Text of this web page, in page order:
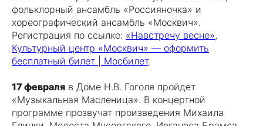
фольклорный ансамбль «Россияночка» и
хореографический ансамбль «Москвич».
Регистрация по ссылке: «Навстречу весне»,
Культурный центр «Москвич» — оформить
бесплатный билет | Мосбилет.
17 февраля в Доме Н.В. Гоголя пройдет
«Музыкальная Масленица». В концертной
программе прозвучат произведения Михаила